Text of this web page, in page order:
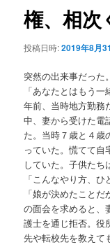
権、相
投稿日時:2019年8月
突然の出来事だった。
「あなたとはもう
年前、当時地方勤務
中、妻から受けた電
た。当時７歳と４歳
っていた。慌てて自
していた。子供たち
「こんなやり方、
「娘が決めたこと
の面会を求めると、
護士を通じ拒否。役
先や転校先を教えて